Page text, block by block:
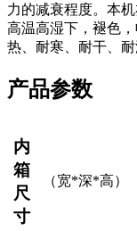
力的减衰程度。本
高温高湿下，褪色
热、耐寒、耐干、耐
产品参数
内
箱
尺
寸
（宽*深*高）